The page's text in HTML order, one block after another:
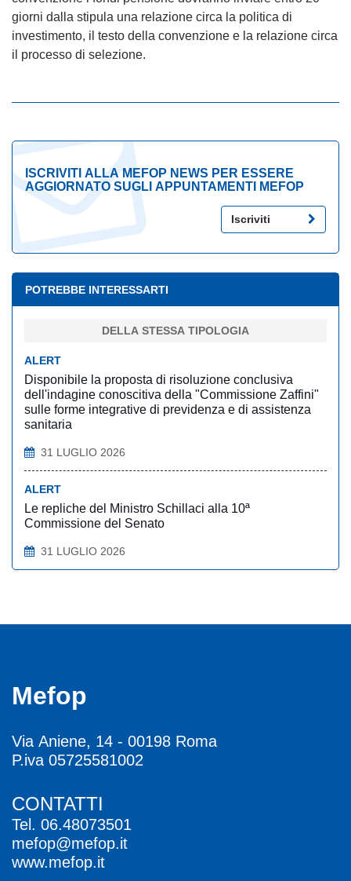
giorni dalla stipula una relazione circa la politica di
investimento, il testo della convenzione e la relazione circa
il processo di selezione.
ISCRIVITI ALLA MEFOP NEWS PER ESSERE
AGGIORNATO SUGLI APPUNTAMENTI MEFOP
Iscriviti
POTREBBE INTERESSARTI
DELLA STESSA TIPOLOGIA
ALERT
Disponibile la proposta di risoluzione conclusiva
dell'indagine conoscitiva della "Commissione Zaffini"
sulle forme integrative di previdenza e di assistenza
sanitaria
31 LUGLIO 2026
ALERT
Le repliche del Ministro Schillaci alla 10ª
Commissione del Senato
31 LUGLIO 2026
Mefop
Via Aniene, 14 - 00198 Roma
P.iva 05725581002
CONTATTI
Tel. 06.48073501
mefop@mefop.it
www.mefop.it